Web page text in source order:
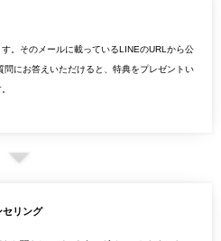
。そのメールに載っているLINEのURLから公
にお答えいただけると、特典をプレゼントい
リング